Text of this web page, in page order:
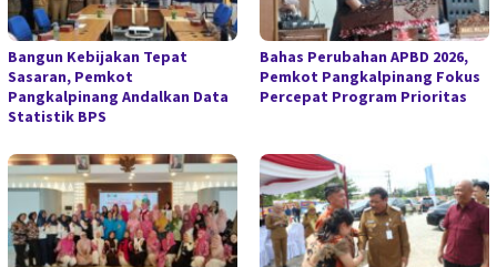
Bangun Kebijakan Tepat
Sasaran, Pemkot
Pangkalpinang Andalkan Data
Statistik BPS
Bahas Perubahan APBD 2026,
Pemkot Pangkalpinang Fokus
Percepat Program Prioritas